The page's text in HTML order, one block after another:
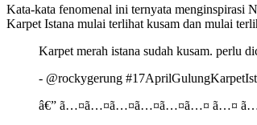
Kata-kata fenomenal ini ternyata menginspirasi
Karpet Istana mulai terlihat kusam dan mulai
Karpet merah istana sudah kusam. perlu
- @rockygerung
â€” ã…¤ã…¤ã…¤ã…¤ã…¤ã…¤ ã…¤